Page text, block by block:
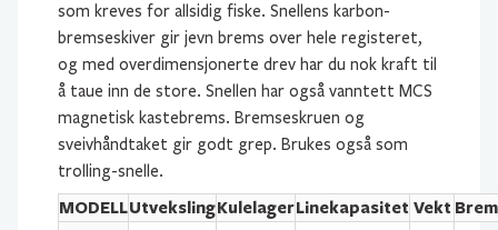
som kreves for allsidig fiske. Snellens karbon-
bremseskiver gir jevn brems over hele registeret,
og med overdimensjonerte drev har du nok kraft til
å taue inn de store. Snellen har også vanntett MCS
magnetisk kastebrems. Bremseskruen og
sveivhåndtaket gir godt grep. Brukes også som
trolling-snelle.
MODELLUtvekslingKulelagerLinekapasitet Vekt